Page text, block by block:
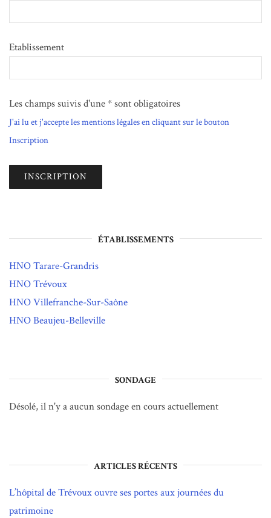
Etablissement
Les champs suivis d'une * sont obligatoires
J'ai lu et j'accepte les mentions légales en cliquant sur le bouton
Inscription
ÉTABLISSEMENTS
HNO Tarare-Grandris
HNO Trévoux
HNO Villefranche-Sur-Saône
HNO Beaujeu-Belleville
SONDAGE
Désolé, il n'y a aucun sondage en cours actuellement
ARTICLES RÉCENTS
L’hôpital de Trévoux ouvre ses portes aux journées du
patrimoine